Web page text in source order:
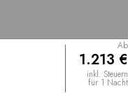
Ab
1.213 €
inkl. Steuern
für 1 Nacht